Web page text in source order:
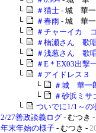
└
＃猫士 - 城 華一
└
＃春雨 - 城 華一
└
＃チャーイカ
└
＃楠瀬さん 歌
└
＃浅葱さん 歌
└
＃E＊EX03出
└
＃アイドレス
└
＃城 華一
└
＃砂浜ミサ
└
ついでに1/1～の
2/27善政談義ログ - むつき -
年末年始の様子 - むつき -